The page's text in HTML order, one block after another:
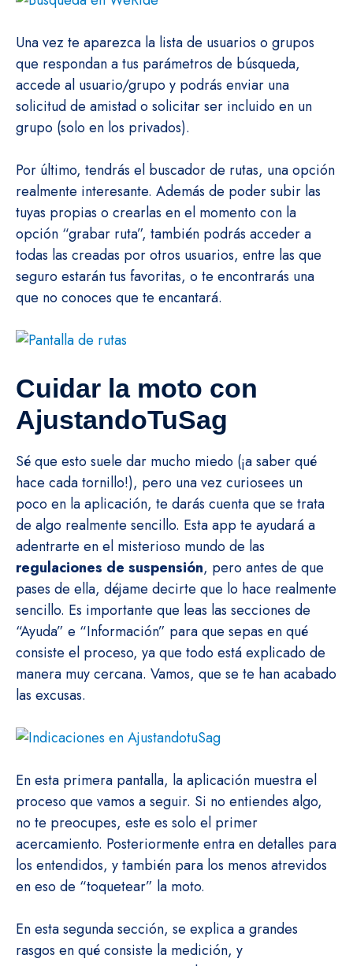
Una vez te aparezca la lista de usuarios o grupos
que respondan a tus parámetros de búsqueda,
accede al usuario/grupo y podrás enviar una
solicitud de amistad o solicitar ser incluido en un
grupo (solo en los privados).
Por último, tendrás el buscador de rutas, una opción
realmente interesante. Además de poder subir las
tuyas propias o crearlas en el momento con la
opción “grabar ruta”, también podrás acceder a
todas las creadas por otros usuarios, entre las que
seguro estarán tus favoritas, o te encontrarás una
que no conoces que te encantará.
Cuidar la moto con
AjustandoTuSag
Sé que esto suele dar mucho miedo (¡a saber qué
hace cada tornillo!), pero una vez curiosees un
poco en la aplicación, te darás cuenta que se trata
de algo realmente sencillo. Esta app te ayudará a
adentrarte en el misterioso mundo de las
regulaciones de suspensión, pero antes de que
pases de ella, déjame decirte que lo hace realmente
sencillo. Es importante que leas las secciones de
“Ayuda” e “Información” para que sepas en qué
consiste el proceso, ya que todo está explicado de
manera muy cercana. Vamos, que se te han acabado
las excusas.
En esta primera pantalla, la aplicación muestra el
proceso que vamos a seguir. Si no entiendes algo,
no te preocupes, este es solo el primer
acercamiento. Posteriormente entra en detalles para
los entendidos, y también para los menos atrevidos
en eso de “toquetear” la moto.
En esta segunda sección, se explica a grandes
rasgos en qué consiste la medición, y